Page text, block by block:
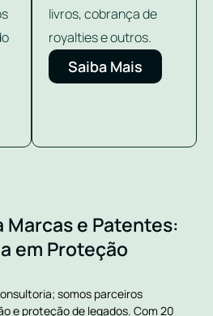
livros, cobrança de
royalties e outros.
Saiba Mais
Marcas e Patentes:
em Proteção
somos parceiros
e proteção de legados. Com 20